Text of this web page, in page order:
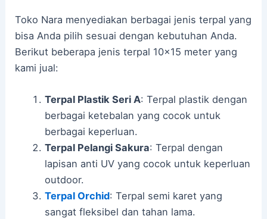
Toko Nara menyediakan berbagai jenis terpal yang
bisa Anda pilih sesuai dengan kebutuhan Anda.
Berikut beberapa jenis terpal 10×15 meter yang
kami jual:
Terpal Plastik Seri A: Terpal plastik dengan
berbagai ketebalan yang cocok untuk
berbagai keperluan.
Terpal Pelangi Sakura: Terpal dengan
lapisan anti UV yang cocok untuk keperluan
outdoor.
Terpal Orchid: Terpal semi karet yang
sangat fleksibel dan tahan lama.